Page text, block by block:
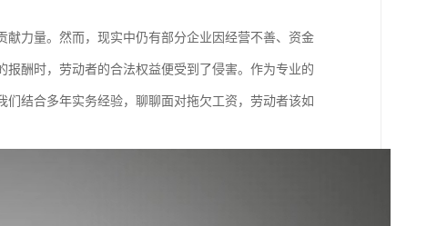
力量。然而，现实中仍有部分企业因经营不善、资金
酬时，劳动者的合法权益便受到了侵害。作为专业的
结合多年实务经验，聊聊面对拖欠工资，劳动者该如